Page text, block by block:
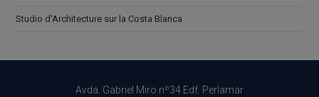
Studio d'Architecture sur la Costa Blanca
Avda. Gabriel Miro nº34 Edf. Perlamar